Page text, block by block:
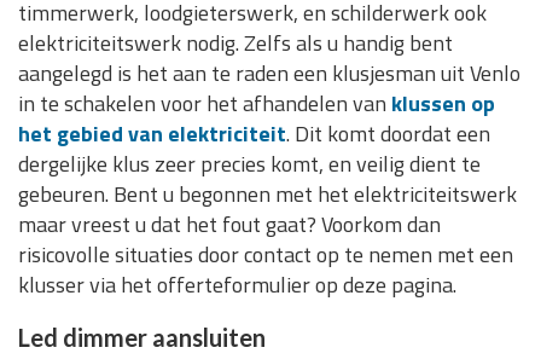
timmerwerk, loodgieterswerk, en schilderwerk ook
elektriciteitswerk nodig. Zelfs als u handig bent
aangelegd is het aan te raden een klusjesman uit Venlo
in te schakelen voor het afhandelen van klussen op
het gebied van elektriciteit. Dit komt doordat een
dergelijke klus zeer precies komt, en veilig dient te
gebeuren. Bent u begonnen met het elektriciteitswerk
maar vreest u dat het fout gaat? Voorkom dan
risicovolle situaties door contact op te nemen met een
klusser via het offerteformulier op deze pagina.
Led dimmer aansluiten